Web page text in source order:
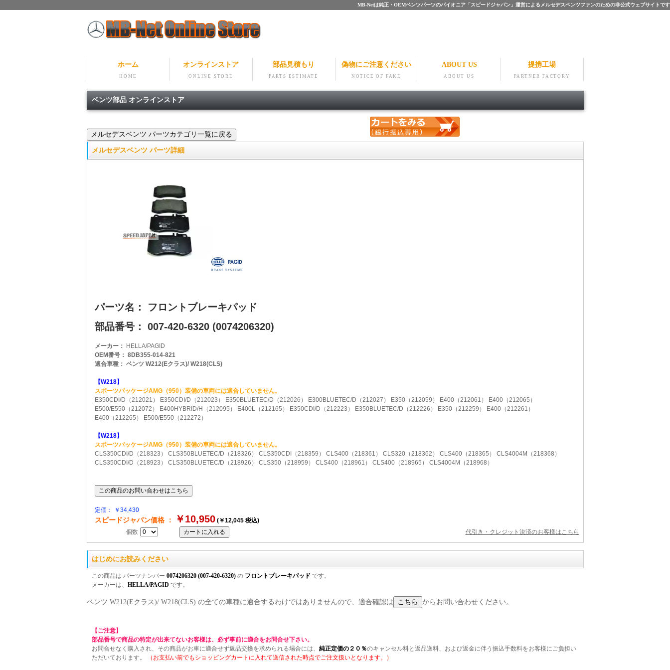
MB-Netは純正・OEMベンツパーツのパイオニア「スピードジャパン」運営によるメルセデスベンツファンのための非公式ウェブサイトです
ホーム
HOME
オンラインストア
ONLINE STORE
部品見積もり
PARTS ESTIMATE
偽物にご注意ください
NOTICE OF FAKE
ABOUT US
ABOUT US
提携工場
PARTNER FACTORY
ベンツ部品 オンラインストア
メルセデスベンツ パーツ詳細
パーツ名： フロントブレーキパッド
部品番号： 007-420-6320 (0074206320)
メーカー：
HELLA/PAGID
OEM番号： 8DB355-014-821
適合車種： ベンツ W212(Eクラス)/ W218(CLS)
【W218】
スポーツパッケージAMG（950）装備の車両には適合していません。
E350CDI/D（212021） E350CDI/D（212023） E350BLUETEC/D（212026） E300BLUETEC/D（212027） E350（212059） E400（212061） E400（212065）
E500/E550（212072） E400HYBRID/H（212095） E400L（212165） E350CDI/D（212223） E350BLUETEC/D（212226） E350（212259） E400（212261）
E400（212265） E500/E550（212272）
【W218】
スポーツパッケージAMG（950）装備の車両には適合していません。
CLS350CDI/D（218323） CLS350BLUETEC/D（218326） CLS350CDI（218359） CLS400（218361） CLS320（218362） CLS400（218365） CLS4004M（218368）
CLS350CDI/D（218923） CLS350BLUETEC/D（218926） CLS350（218959） CLS400（218961） CLS400（218965） CLS4004M（218968）
定価： ￥34,430
スピードジャパン価格 ： ￥10,950(￥12,045 税込)
個数
代引き・クレジット決済のお客様はこちら
はじめにお読みください
この商品は パーツナンバー 0074206320 (007-420-6320)の フロントブレーキパッド です。
メーカーは、 HELLA/PAGID です。
ベンツ W212(Eクラス)/ W218(CLS) の全ての車種に適合するわけではありませんので、適合確認は からお問い合わせください。
【ご注意】
部品番号で商品の特定が出来てないお客様は、必ず事前に適合をお問合せ下さい。
お問合せなく購入され、その商品がお車に適合せず返品交換を求められる場合には、 純正定価の２０％のキャンセル料と返品送料、および返金に伴う振込手数料をお客様にご負担い
ただいております。
（お支払い前でもショッピングカートに入れて送信された時点でご注文扱いとなります。）